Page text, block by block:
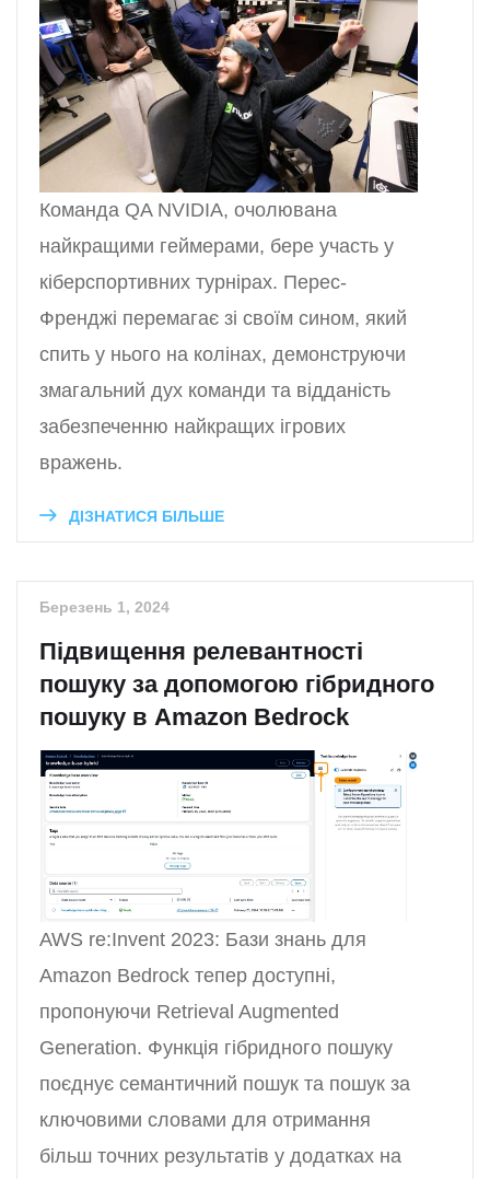
Команда QA NVIDIA, очолювана
найкращими геймерами, бере участь у
кіберспортивних турнірах. Перес-
Френджі перемагає зі своїм сином, який
спить у нього на колінах, демонструючи
змагальний дух команди та відданість
забезпеченню найкращих ігрових
вражень.
ДІЗНАТИСЯ БІЛЬШЕ
Березень 1, 2024
Підвищення релевантності
пошуку за допомогою гібридного
пошуку в Amazon Bedrock
AWS re:Invent 2023: Бази знань для
Amazon Bedrock тепер доступні,
пропонуючи Retrieval Augmented
Generation. Функція гібридного пошуку
поєднує семантичний пошук та пошук за
ключовими словами для отримання
більш точних результатів у додатках на